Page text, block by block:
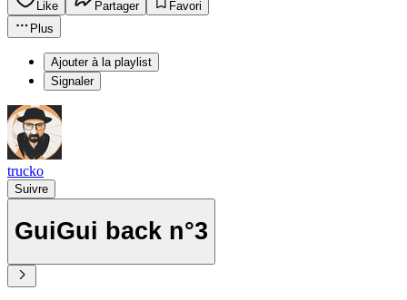
Like Partager
Favori
Plus
Ajouter à la playlist
Signaler
trucko
Suivre
GuiGui back n°3